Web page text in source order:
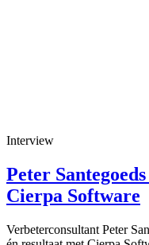
Interview
Peter
Cierpa Software
Verbeterconsultant Peter